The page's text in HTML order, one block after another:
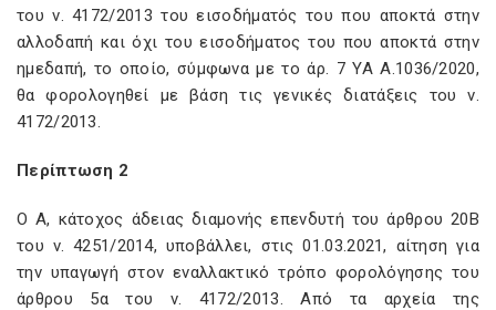
του ν. 4172/2013 του εισοδήματός του που αποκτά στην
αλλοδαπή και όχι του εισοδήματος του που αποκτά στην
ημεδαπή, το οποίο, σύμφωνα με το άρ. 7 ΥΑ Α.1036/2020,
θα φορολογηθεί με βάση τις γενικές διατάξεις του ν.
4172/2013.
Περίπτωση 2
Ο Α, κάτοχος άδειας διαμονής επενδυτή του άρθρου 20B
του ν. 4251/2014, υποβάλλει, στις 01.03.2021, αίτηση για
την υπαγωγή στον εναλλακτικό τρόπο φορολόγησης του
άρθρου 5α του ν. 4172/2013. Από τα αρχεία της